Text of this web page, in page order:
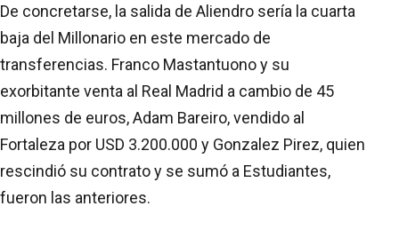
De concretarse, la salida de Aliendro sería la cuarta
baja del Millonario en este mercado de
transferencias. Franco Mastantuono y su
exorbitante venta al Real Madrid a cambio de 45
millones de euros, Adam Bareiro, vendido al
Fortaleza por USD 3.200.000 y Gonzalez Pirez, quien
rescindió su contrato y se sumó a Estudiantes,
fueron las anteriores.